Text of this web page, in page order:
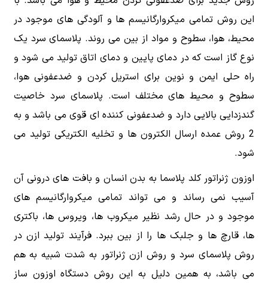
این روش تمامی میکروارگانیسم ها و آلودگی های موجود در
محیط، هوا، سطوح و مواد از بین می روند. پلاسمای سرد یک
نوع گاز است که در دمای پایین و دمای اتاق تولید می شود و
راه حلی ایمن و نوین برای استریل کردن و ضدعفونی هوا،
سطوح و محیط های مختلف است. پلاسمای سرد خاصیت
گندزدایی بالایی دارد و ضدعفونی کننده ای قوی می باشد و به
2 روش عمده ارسال الکترون ها و تخلیه الکتریکی تولید می
شود.
اوزون ژنراتور کلد پلاسما به بدن انسان و بافت های درونی آن
آسیب نمی رساند و می تواند تمامی میکروارگانیسم های
موجود و در حال رشد نظیر میکروب ها، ویروس ها، باکتری
ها، قارچ ها و جلبک ها را از بین ببرد. فرآیند تولید ازن در
روش پلاسمای سرد و روش ازن ژنراتور به شدت شبیه به هم
می باشد، به همین دلیل به این روش دستگاه اوزون ساز